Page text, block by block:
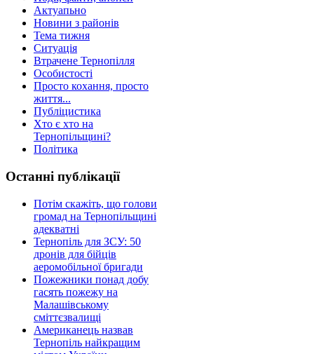
Актуапьно
Новини з районів
Тема тижня
Ситуація
Втрачене Тернопілля
Особистості
Просто кохання, просто
життя...
Публіцистика
Хто є хто на
Тернопільщині?
Політика
Останні публікації
Потім скажіть, що голови
громад на Тернопільщині
адекватні
Тернопіль для ЗСУ: 50
дронів для бійців
аеромобільної бригади
Пожежники понад добу
гасять пожежу на
Малашівському
сміттєзвалищі
Американець назвав
Тернопіль найкращим